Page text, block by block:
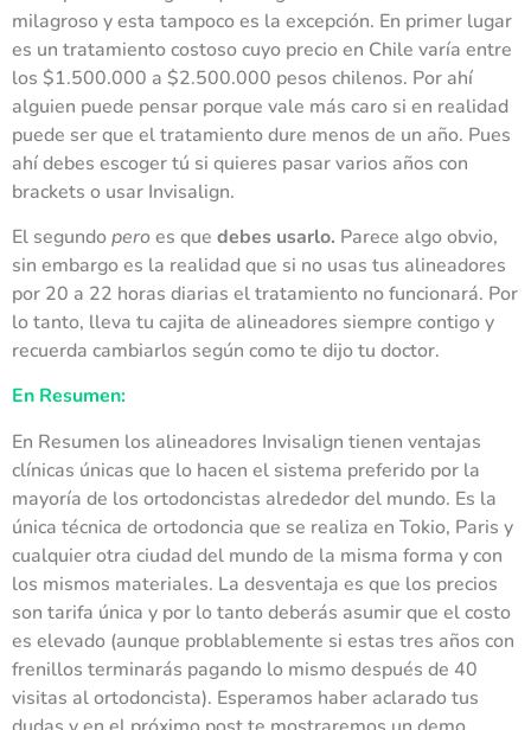
milagroso y esta tampoco es la excepción. En primer lugar
es un tratamiento costoso cuyo precio en Chile varía entre
los $1.500.000 a $2.500.000 pesos chilenos. Por ahí
alguien puede pensar porque vale más caro si en realidad
puede ser que el tratamiento dure menos de un año. Pues
ahí debes escoger tú si quieres pasar varios años con
brackets o usar Invisalign.
El segundoperoes que debes usarlo. Parece algo obvio,
sin embargo es la realidad que si no usas tus alineadores
por 20 a 22 horas diarias el tratamiento no funcionará. Por
lo tanto, lleva tu cajita de alineadores siempre contigo y
recuerda cambiarlos según como te dijo tu doctor.
En Resumen:
En Resumen los alineadores Invisalign tienen ventajas
clínicas únicas que lo hacen el sistema preferido por la
mayoría de los ortodoncistas alrededor del mundo. Es la
única técnica de ortodoncia que se realiza en Tokio, Paris y
cualquier otra ciudad del mundo de la misma forma y con
los mismos materiales. La desventaja es que los precios
son tarifa única y por lo tanto deberás asumir que el costo
es elevado (aunque problablemente si estas tres años con
frenillos terminarás pagando lo mismo después de 40
visitas al ortodoncista). Esperamos haber aclarado tus